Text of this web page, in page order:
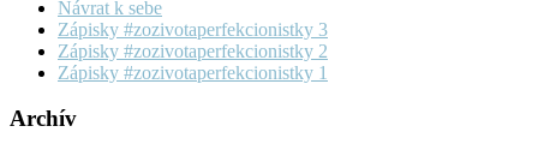
Návrat k sebe
Zápisky #zozivotaperfekcionistky 3
Zápisky #zozivotaperfekcionistky 2
Zápisky #zozivotaperfekcionistky 1
Archív